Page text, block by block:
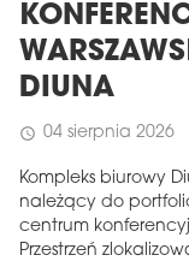
DIUNA
schedule 04 sierpnia 2026
Kompleks biurowy
należący do
centrum
Przestrzeń